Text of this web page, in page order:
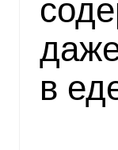
в